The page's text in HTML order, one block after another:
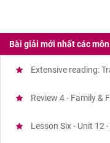
Bài giải mới nhất các
Extensive reading:
Review 4 - Family &
Lesson Six - Unit 12